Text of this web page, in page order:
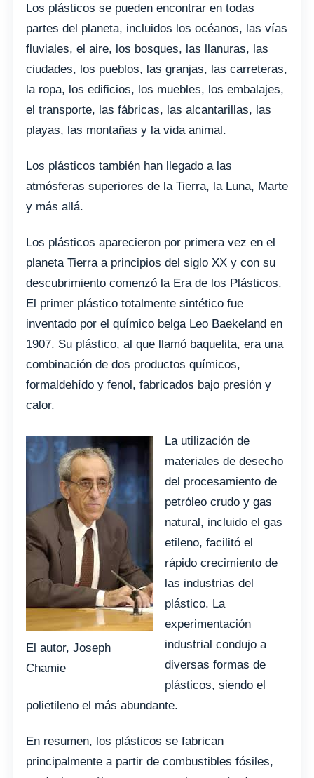
Los plásticos se pueden encontrar en todas
partes del planeta, incluidos los océanos, las vías
fluviales, el aire, los bosques, las llanuras, las
ciudades, los pueblos, las granjas, las carreteras,
la ropa, los edificios, los muebles, los embalajes,
el transporte, las fábricas, las alcantarillas, las
playas, las montañas y la vida animal.
Los plásticos también han llegado a las
atmósferas superiores de la Tierra, la Luna, Marte
y más allá.
Los plásticos aparecieron por primera vez en el
planeta Tierra a principios del siglo XX y con su
descubrimiento comenzó la Era de los Plásticos.
El primer plástico totalmente sintético fue
inventado por el químico belga Leo Baekeland en
1907. Su plástico, al que llamó baquelita, era una
combinación de dos productos químicos,
formaldehído y fenol, fabricados bajo presión y
calor.
El autor, Joseph
Chamie
La utilización de
materiales de desecho
del procesamiento de
petróleo crudo y gas
natural, incluido el gas
etileno, facilitó el
rápido crecimiento de
las industrias del
plástico. La
experimentación
industrial condujo a
diversas formas de
plásticos, siendo el
polietileno el más abundante.
En resumen, los plásticos se fabrican
principalmente a partir de combustibles fósiles,